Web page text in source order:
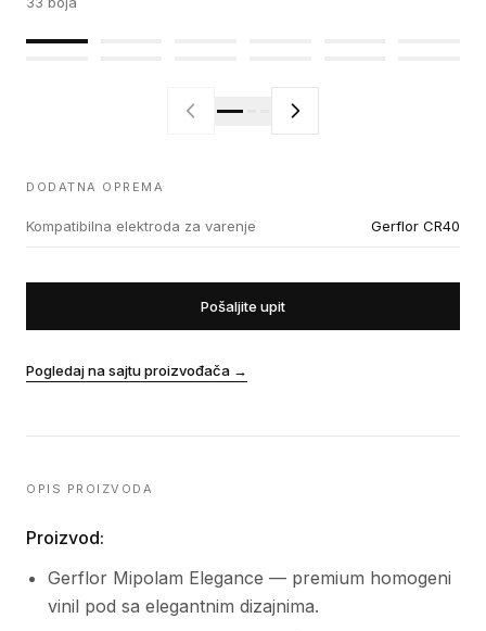
DODATNA OPREMA
Kompatibilna elektroda za varenje Gerflor CR40
Pošaljite upit
Pogledaj na sajtu proizvođača →
OPIS PROIZVODA
Proizvod:
Gerflor Mipolam Elegance — premium homogeni
vinil pod sa elegantnim dizajnima.